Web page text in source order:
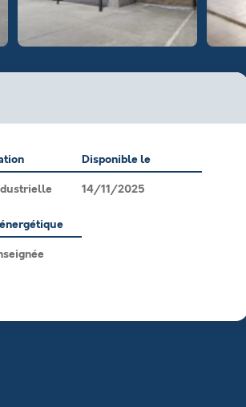
Disponible le
14/11/2025